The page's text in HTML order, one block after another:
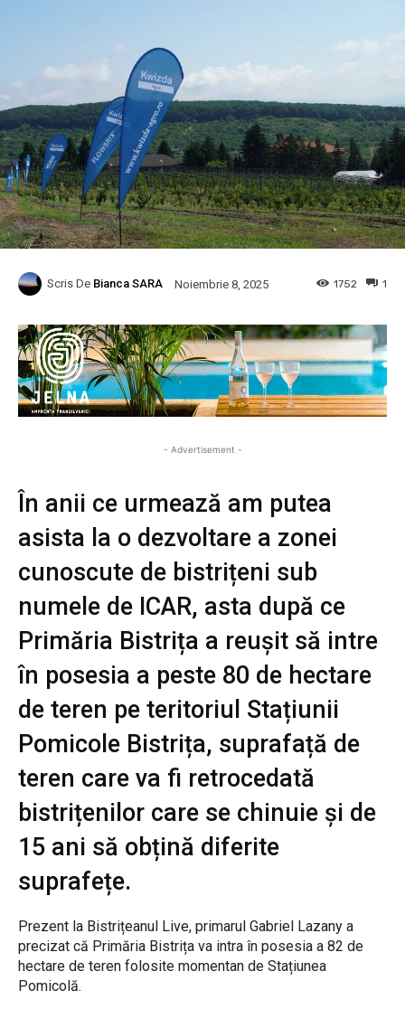
Scris De Bianca SARA Noiembrie 8, 2025 1
1752
- Advertisement -
În anii ce urmează am putea
asista la o dezvoltare a zonei
cunoscute de bistrițeni sub
numele de ICAR, asta după ce
Primăria Bistrița a reușit să intre
în posesia a peste 80 de hectare
de teren pe teritoriul Stațiunii
Pomicole Bistrița, suprafață de
teren care va fi retrocedată
bistrițenilor care se chinuie și de
15 ani să obțină diferite
suprafețe.
Prezent la Bistrițeanul Live, primarul Gabriel Lazany a
precizat că Primăria Bistrița va intra în posesia a 82 de
hectare de teren folosite momentan de Stațiunea
Pomicolă.